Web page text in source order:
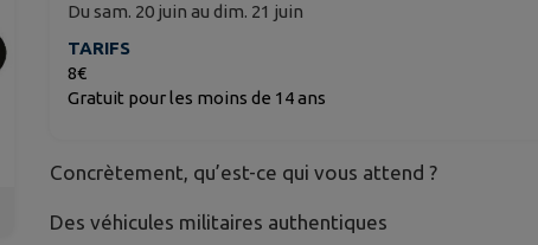
Du sam. 20 juin au dim. 21 juin
TARIFS
8€
Gratuit pour les moins de 14 ans
Concrètement, qu’est-ce qui vous attend ?
Des véhicules militaires authentiques